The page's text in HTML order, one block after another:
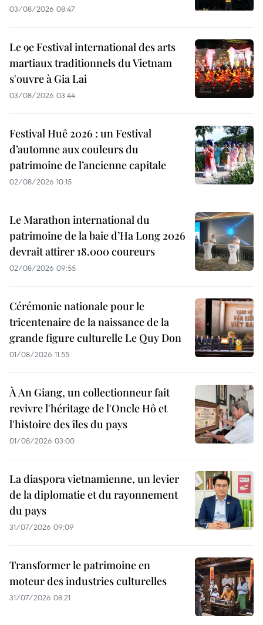
03/08/2026 08:47
Le 9e Festival international des arts
martiaux traditionnels du Vietnam
s'ouvre à Gia Lai
03/08/2026 03:44
Festival Huê 2026 : un Festival
d’automne aux couleurs du
patrimoine de l’ancienne capitale
02/08/2026 10:15
Le Marathon international du
patrimoine de la baie d’Ha Long 2026
devrait attirer 18.000 coureurs
02/08/2026 09:55
Cérémonie nationale pour le
tricentenaire de la naissance de la
grande figure culturelle Le Quy Don
01/08/2026 11:55
À An Giang, un collectionneur fait
revivre l'héritage de l'Oncle Hô et
l'histoire des îles du pays
01/08/2026 03:00
La diaspora vietnamienne, un levier
de la diplomatie et du rayonnement
du pays
31/07/2026 09:09
Transformer le patrimoine en
moteur des industries culturelles
31/07/2026 08:21